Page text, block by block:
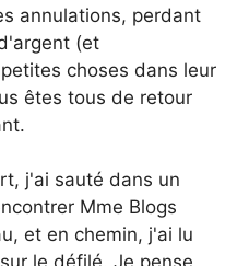
annulations, perdant
(et
choses dans leur
êtes tous de retour
j'ai sauté dans un
Mme Blogs
et en chemin, j'ai lu